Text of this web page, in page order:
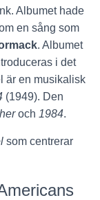
Albumet hade
en sång som
. Albumet
i det
är en musikalisk
(1949). Den
och 1984.
som centrerar